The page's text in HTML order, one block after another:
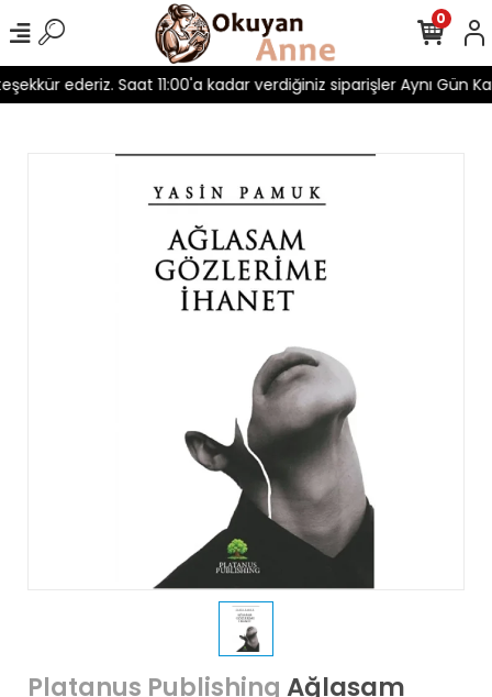
ederiz. Saat 11:00'a kadar verdiğiniz siparişler Aynı Gün
0
Platanus Publishing Ağlasam